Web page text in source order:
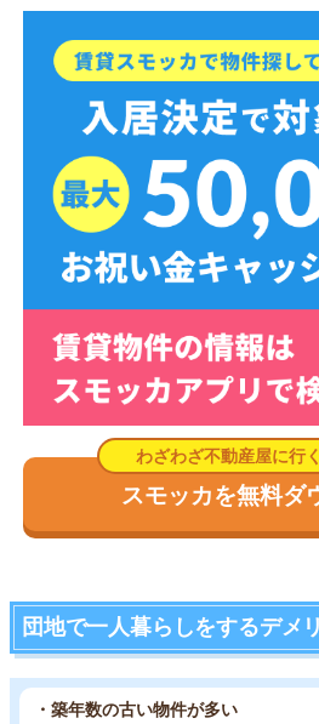
スモッカを無料ダ
団地で一人暮らしをするデメ
・築年数の古い物件が多い